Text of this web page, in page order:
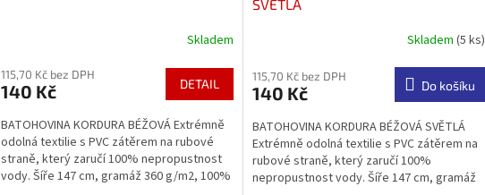
produktu
je
z
5
hvězdiček.
Skladem
115,70 Kč bez DPH
140 Kč DETAIL
BATOHOVINA KORDURA BÉŽOVÁ Extrémně
odolná textilie s PVC zátěrem na rubové
straně, který zaručí 100% nepropustnost
vody. Šíře 147 cm, gramáž 360 g/m2, 100%
SVĚTLÁ
produktu
je
z
5
hvězdiček.
Skladem (5 ks)
115,70 Kč bez DPH
140 Kč Do košíku
BATOHOVINA KORDURA BÉŽOVÁ SVĚTLÁ
Extrémně odolná textilie s PVC zátěrem na
rubové straně, který zaručí 100%
nepropustnost vody. Šíře 147 cm, gramáž